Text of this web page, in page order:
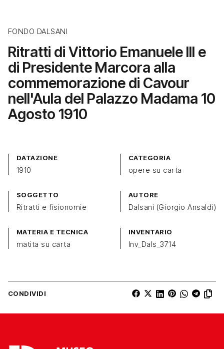
FONDO DALSANI
Ritratti di Vittorio Emanuele III e
di Presidente Marcora alla
commemorazione di Cavour
nell'Aula del Palazzo Madama 10
Agosto 1910
DATAZIONE
1910
CATEGORIA
opere su carta
SOGGETTO
Ritratti e fisionomie
AUTORE
Dalsani (Giorgio Ansaldi)
MATERIA E TECNICA
matita su carta
INVENTARIO
Inv_Dals_3714
CONDIVIDI